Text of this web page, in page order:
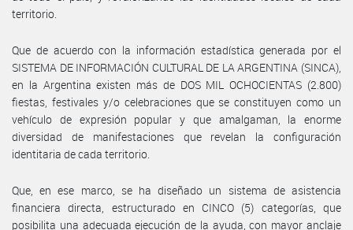
territorio.
Que de acuerdo con la información estadística generada por el
SISTEMA DE INFORMACIÓN CULTURAL DE LA ARGENTINA (SINCA),
en la Argentina existen más de DOS MIL OCHOCIENTAS (2.800)
fiestas, festivales y/o celebraciones que se constituyen como un
vehículo de expresión popular y que amalgaman, la enorme
diversidad de manifestaciones que revelan la configuración
identitaria de cada territorio.
Que, en ese marco, se ha diseñado un sistema de asistencia
financiera directa, estructurado en CINCO (5) categorías, que
posibilita una adecuada ejecución de la ayuda, con mayor anclaje